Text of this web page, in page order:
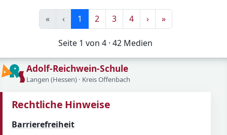
« ‹ 1 2 3 4 › »
Seite 1 von 4 · 42 Medien
Adolf-Reichwein-Schule
Langen (Hessen) · Kreis Offenbach
Rechtliche Hinweise
Barrierefreiheit